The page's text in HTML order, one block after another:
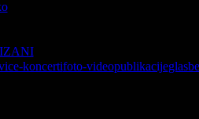
koncertifoto-videopublikacije